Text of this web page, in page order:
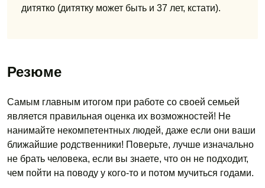
дитятко (дитятку может быть и 37 лет, кстати).
Резюме
Самым главным итогом при работе со своей семьей
является правильная оценка их возможностей! Не
нанимайте некомпетентных людей, даже если они ваши
ближайшие родственники! Поверьте, лучше изначально
не брать человека, если вы знаете, что он не подходит,
чем пойти на поводу у кого-то и потом мучиться годами.